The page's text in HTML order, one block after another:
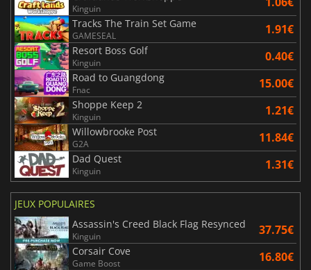
Kinguin
Tracks The Train Set Game
GAMESEAL 1.91€
Resort Boss Golf
Kinguin 0.40€
Road to Guangdong
Fnac 15.00€
Shoppe Keep 2
Kinguin 1.21€
Willowbrooke Post
G2A 11.84€
Dad Quest
Kinguin 1.31€
JEUX POPULAIRES
Assassin's Creed Black Flag Resynced
Kinguin 37.75€
Corsair Cove
Game Boost 16.80€